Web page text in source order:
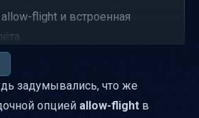
allow-flight и встроенная
полёт заработал при
доступ к полёту
задумывались, что же
опцией allow-flight в